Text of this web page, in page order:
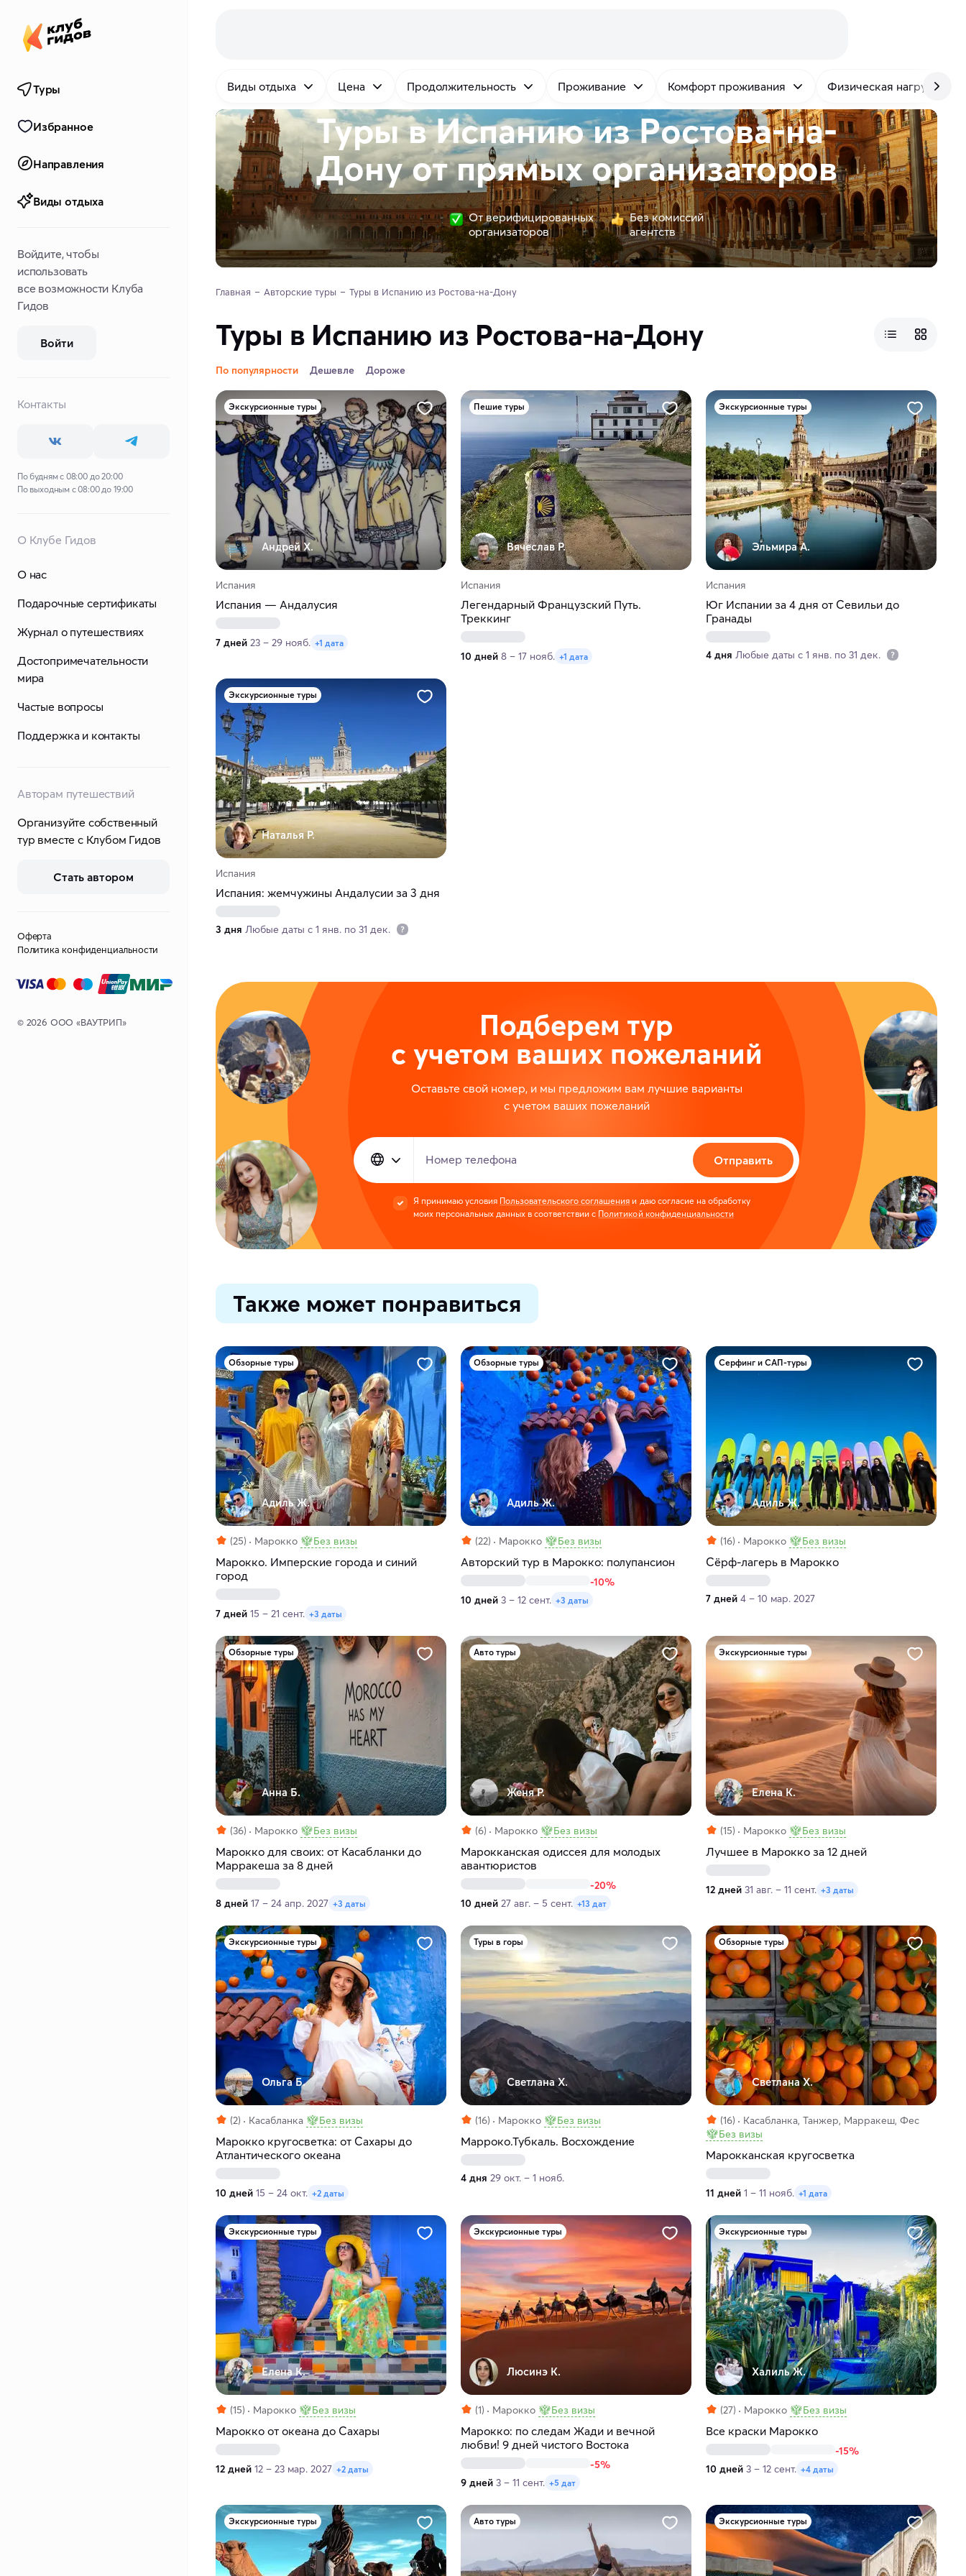
Туры
Избранное
Направления
Виды отдыха
Войдите, чтобы
использовать
все возможности Клуба
Гидов
Войти
Контакты
По будням с 08:00 до 20:00
По выходным с 08:00 до 19:00
О Клубе Гидов
О нас
Подарочные сертификаты
Журнал о путешествиях
Достопримечательности
мира
Частые вопросы
Поддержка и контакты
Авторам путешествий
Организуйте собственный
тур вместе с Клубом Гидов
Стать автором
Оферта
Политика конфиденциальности
© 2026 ООО «ВАУТРИП»
Виды отдыха Цена Продолжительность Проживание Комфорт проживания Физическая нагрузка
Туры в Испанию из Ростова-на-
Дону отпрямыхорганизаторов
От верифицированных
организаторов
Без комиссий
агентств
Главная Авторские туры Туры в Испанию из Ростова-на-Дону
Туры в Испанию из Ростова-на-Дону
По популярности Дешевле Дороже
Экскурсионные туры
Андрей Х.
Испания
Испания — Андалусия
7 дней 23 – 29 нояб. +1 дата
Пешие туры
Вячеслав Р.
Испания
Легендарный Французский Путь.
Треккинг
10 дней 8 – 17 нояб. +1 дата
Экскурсионные туры
Эльмира А.
Испания
Юг Испании за 4 дня от Севильи до
Гранады
4 дня Любые даты с 1 янв. по 31 дек.
Экскурсионные туры
Наталья Р.
Испания
Испания: жемчужины Андалусии за 3 дня
3 дня Любые даты с 1 янв. по 31 дек.
Подберем тур
с учетом ваших пожеланий
Оставьте свой номер, и мы предложим вам лучшие варианты
с учетом ваших пожеланий
Номер телефона Отправить
Я принимаю условия Пользовательского соглашения и даю согласие на обработку
моих персональных данных в соответствии с Политикой конфиденциальности
Также может понравиться
Обзорные туры
Адиль Ж.
(25) Марокко Без визы
Марокко. Имперские города и синий
город
7 дней 15 – 21 сент. +3 даты
Обзорные туры
Адиль Ж.
(22) Марокко Без визы
Авторский тур в Марокко: полупансион
-10%
10 дней 3 – 12 сент. +3 даты
Серфинг и САП-туры
Адиль Ж.
(16) Марокко Без визы
Сёрф-лагерь в Марокко
7 дней 4 – 10 мар. 2027
Обзорные туры
Анна Б.
(36) Марокко Без визы
Марокко для своих: от Касабланки до
Марракеша за 8 дней
8 дней 17 – 24 апр. 2027 +3 даты
Авто туры
Женя Р.
(6) Марокко Без визы
Марокканская одиссея для молодых
авантюристов
-20%
10 дней 27 авг. – 5 сент. +13 дат
Экскурсионные туры
Елена К.
(15) Марокко Без визы
Лучшее в Марокко за 12 дней
12 дней 31 авг. – 11 сент. +3 даты
Экскурсионные туры
Ольга Б.
(2) Касабланка Без визы
Марокко кругосветка: от Сахары до
Атлантического океана
10 дней 15 – 24 окт. +2 даты
Туры в горы
Светлана Х.
(16) Марокко Без визы
Марроко.Тубкаль. Восхождение
4 дня 29 окт. – 1 нояб.
Обзорные туры
Светлана Х.
(16)
Касабланка, Танжер, Марракеш, Фес
Без визы
Марокканская кругосветка
11 дней 1 – 11 нояб. +1 дата
Экскурсионные туры
Елена К.
(15) Марокко Без визы
Марокко от океана до Сахары
12 дней 12 – 23 мар. 2027 +2 даты
Экскурсионные туры
Люсинэ К.
(1) Марокко Без визы
Марокко: по следам Жади и вечной
любви! 9 дней чистого Востока
-5%
9 дней 3 – 11 сент. +5 дат
Экскурсионные туры
Халиль Ж.
(27) Марокко Без визы
Все краски Марокко
-15%
10 дней 3 – 12 сент. +4 даты
Экскурсионные туры Авто туры Экскурсионные туры